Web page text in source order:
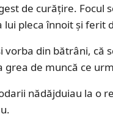
de curățire. Focul
pleca înnoit și ferit
vorba din bătrâni, că
grea de muncă ce
nădăjduiau la o